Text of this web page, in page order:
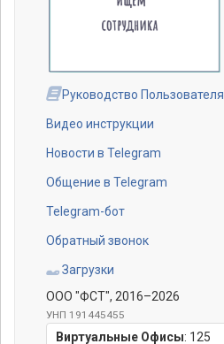
Руководство Пользователя
Видео инструкции
Новости в Telegram
Общение в Telegram
Telegram-бот
Обратный звонок
Загрузки
ООО "ФСТ", 2016–2026
УНП 191445455
Виртуальные Офисы: 125